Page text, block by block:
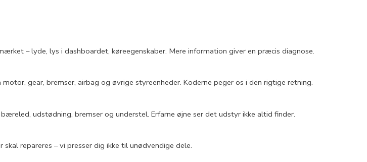
– lyde, lys i dashboardet, køreegenskaber. Mere information giver en præcis diagnose.
gear, bremser, airbag og øvrige styreenheder. Koderne peger os i den rigtige retning.
udstødning, bremser og understel. Erfarne øjne ser det udstyr ikke altid finder.
repareres – vi presser dig ikke til unødvendige dele.